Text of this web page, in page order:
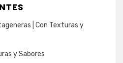
| Con Texturas y
y Sabores